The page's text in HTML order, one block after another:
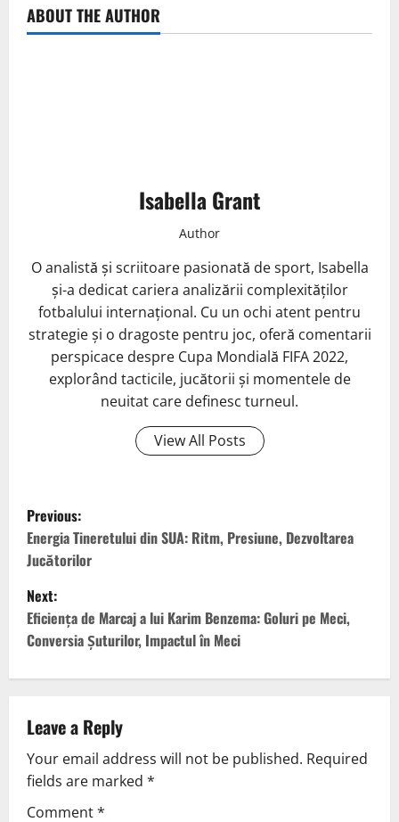
ABOUT THE AUTHOR
Isabella Grant
Author
O analistă și scriitoare pasionată de sport, Isabella
și-a dedicat cariera analizării complexităților
fotbalului internațional. Cu un ochi atent pentru
strategie și o dragoste pentru joc, oferă comentarii
perspicace despre Cupa Mondială FIFA 2022,
explorând tacticile, jucătorii și momentele de
neuitat care definesc turneul.
View All Posts
P
o
s
t
n
v
i
g
Previous:
Energia Tineretului din SUA: Ritm, Presiune, Dezvoltarea
Jucătorilor
Next:
Eficiența de Marcaj a lui Karim Benzema: Goluri pe Meci,
Conversia Șuturilor, Impactul în Meci
Leave a Reply
Your email address will not be published. Required
fields are marked *
Comment*